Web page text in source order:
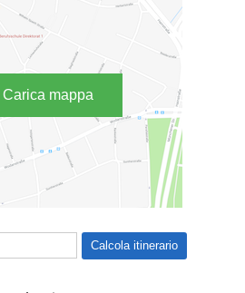
Carica mappa